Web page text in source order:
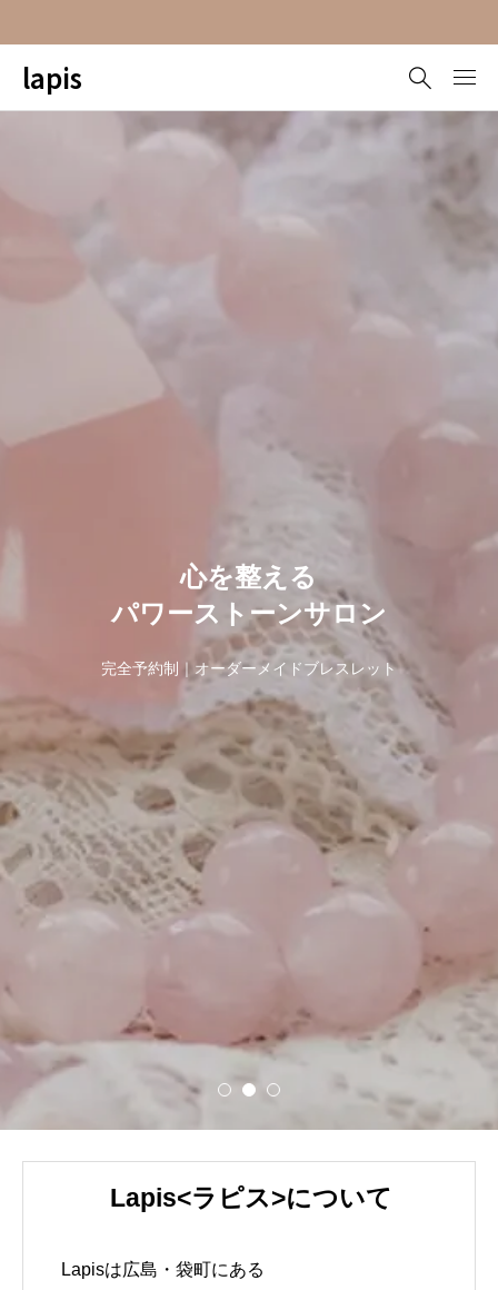
lapis
心を整える
パワーストーンサロン
完全予約制｜オーダーメイドブレスレット
石と星が、
今のあなたへのメッセージを
教えてくれます
占星術｜タロット占い
Lapis<ラピス>について
Lapisは広島・袋町にある